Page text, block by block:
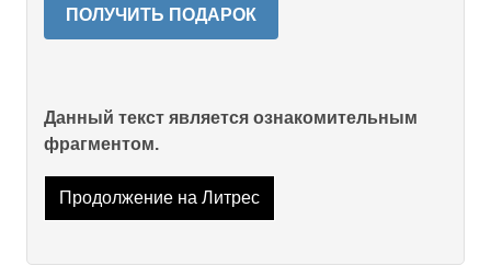
ПОЛУЧИТЬ ПОДАРОК
Данный текст является ознакомительным
фрагментом.
Продолжение на Литрес